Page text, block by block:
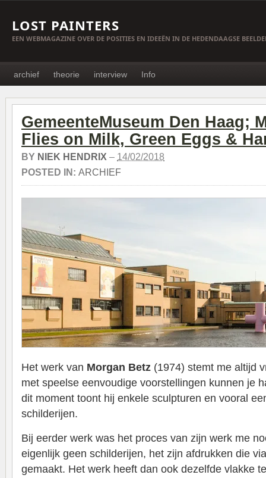
LOST PAINTERS
EEN WEBMAGAZINE OVER DE POSITIES EN IDEEËN IN DE HEDENDAAGSE
archief theorie interview Info
GemeenteMuseum Den Haag;
Flies on Milk, Green Eggs &
BY NIEK HENDRIX – 14/02/2018
POSTED IN: ARCHIEF
Het werk van Morgan Betz (1974) stemt me altijd
met speelse eenvoudige voorstellingen kunnen je
dit moment toont hij enkele sculpturen en vooral
schilderijen.
Bij eerder werk was het proces van zijn werk me
eigenlijk geen schilderijen, het zijn afdrukken die
gemaakt. Het werk heeft dan ook dezelfde vlakke